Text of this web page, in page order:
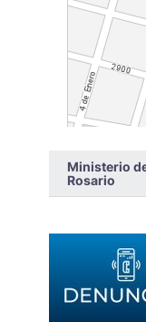
Ministerio
Rosario